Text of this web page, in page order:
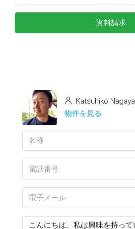
資料請求
Katsuhiko Nagaya
物件を見る